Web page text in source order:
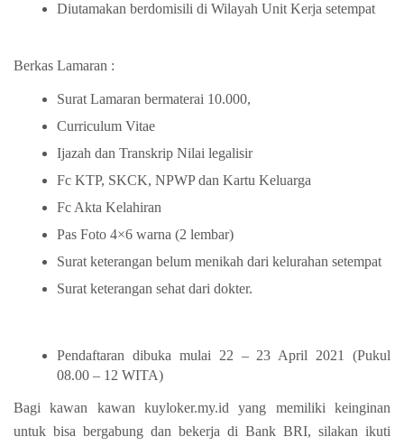
Diutamakan berdomisili di Wilayah Unit Kerja setempat
Berkas Lamaran :
Surat Lamaran bermaterai 10.000,
Curriculum Vitae
Ijazah dan Transkrip Nilai legalisir
Fc KTP, SKCK, NPWP dan Kartu Keluarga
Fc Akta Kelahiran
Pas Foto 4×6 warna (2 lembar)
Surat keterangan belum menikah dari kelurahan setempat
Surat keterangan sehat dari dokter.
Pendaftaran dibuka mulai 22 – 23 April 2021 (Pukul
08.00 – 12 WITA)
Bagi kawan kawan kuyloker.my.id yang memiliki keinginan
untuk bisa bergabung dan bekerja di Bank BRI, silakan ikuti